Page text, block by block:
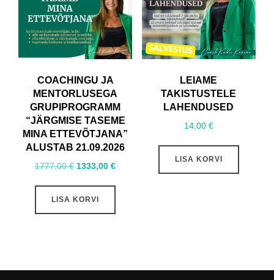
teha
tootelehel.
COACHINGU JA
MENTORLUSEGA
GRUPIPROGRAMM
“JÄRGMISE TASEME
MINA ETTEVÕTJANA”
ALUSTAB 21.09.2026
1777,00€ Algne
oli:
1333,00€Praegune
LISA KORVI
LEIAME
TAKISTUSTELE
LAHENDUSED
14,00 €
LISA KORVI